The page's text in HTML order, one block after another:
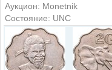
Аукцион: Monetnik
Состояние: UNC